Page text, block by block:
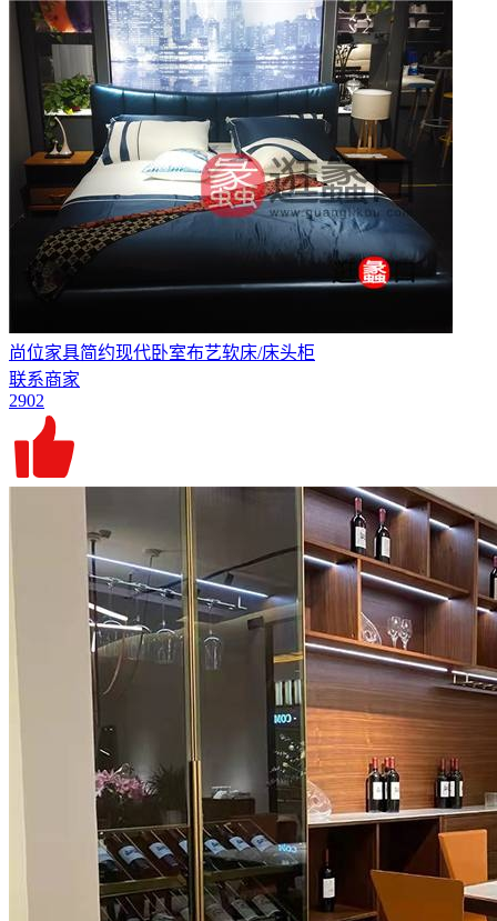
尚位家具简约现代卧室布艺软床/床头柜
联系商家
2902